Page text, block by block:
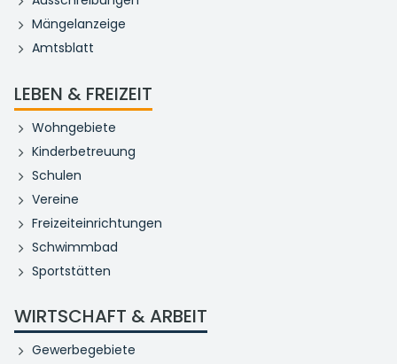
Mängelanzeige
Amtsblatt
LEBEN & FREIZEIT
Wohngebiete
Kinderbetreuung
Schulen
Vereine
Freizeiteinrichtungen
Schwimmbad
Sportstätten
WIRTSCHAFT & ARBEIT
Gewerbegebiete